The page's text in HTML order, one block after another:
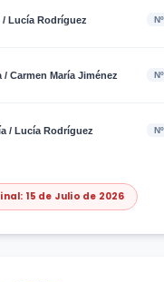
/ Lucía Rodríguez
/ Carmen María Jiménez
/ Lucía Rodríguez
15 de Julio de 2026